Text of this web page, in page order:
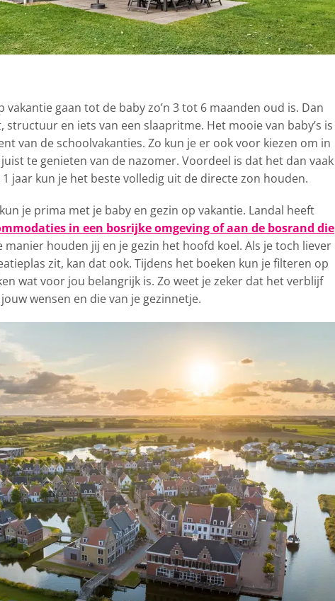
gaan tot de baby zo’n 3 tot 6 maanden oud is. Dan
structuur en iets van een slaapritme. Het mooie van baby’s is
van de schoolvakanties. Zo kun je er ook voor kiezen om in
te genieten van de nazomer. Voordeel is dat het dan vaak
1 jaar kun je het beste volledig uit de directe zon houden.
je prima met je baby en gezin op vakantie. Landal heeft
in een bosrijke omgeving of aan de bosrand die
manier houden jij en je gezin het hoofd koel. Als je toch liever
zit, kan dat ook. Tijdens het boeken kun je filteren op
wat voor jou belangrijk is. Zo weet je zeker dat het verblijf
wensen en die van je gezinnetje.